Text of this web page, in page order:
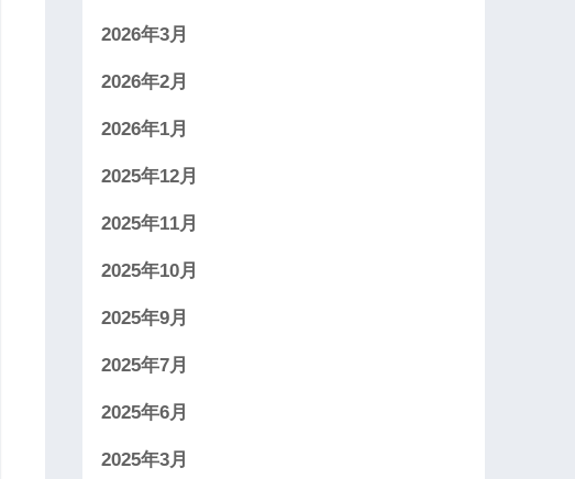
2026年3月
2026年2月
2026年1月
2025年12月
2025年11月
2025年10月
2025年9月
2025年7月
2025年6月
2025年3月